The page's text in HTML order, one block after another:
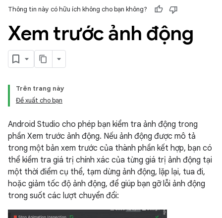
Thông tin này có hữu ích không cho bạn không?
Xem trước ảnh động
Trên trang này
Đề xuất cho bạn
Android Studio cho phép bạn kiểm tra ảnh động trong
phần Xem trước ảnh động. Nếu ảnh động được mô tả
trong một bản xem trước của thành phần kết hợp, bạn có
thể kiểm tra giá trị chính xác của từng giá trị ảnh động tại
một thời điểm cụ thể, tạm dừng ảnh động, lặp lại, tua đi,
hoặc giảm tốc độ ảnh động, để giúp bạn gỡ lỗi ảnh động
trong suốt các lượt chuyển đổi: